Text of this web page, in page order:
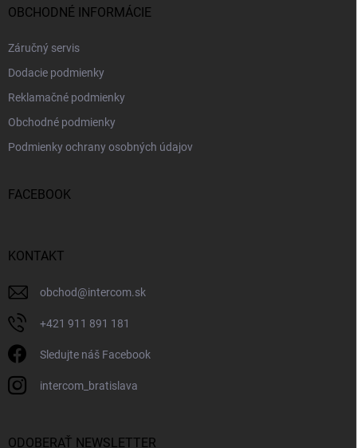
OBCHODNÉ INFORMÁCIE
Záručný servis
Dodacie podmienky
Reklamačné podmienky
Obchodné podmienky
Podmienky ochrany osobných údajov
FACEBOOK
KONTAKT
obchod@intercom.sk
+421 911 891 181
Sledujte náš Facebook
intercom_bratislava
ODOBERAŤ NEWSLETTER